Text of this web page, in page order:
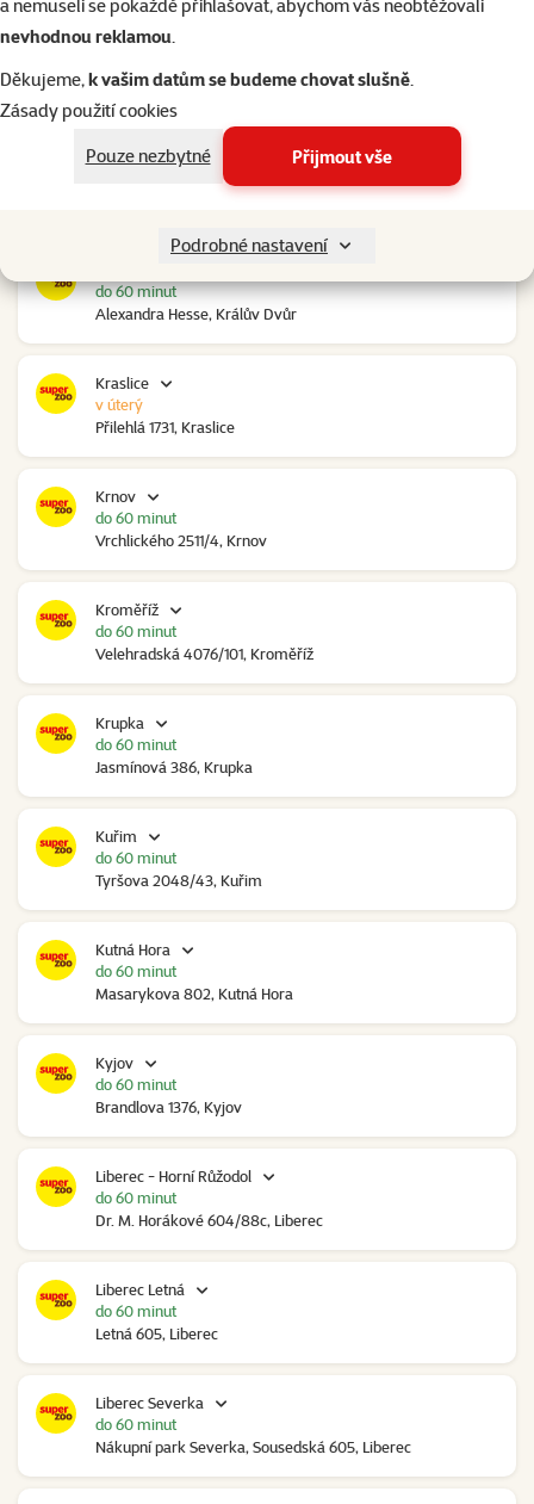
a nemuseli se pokaždé přihlašovat, abychom vás neobtěžovali
nevhodnou reklamou.
Děkujeme,k vašim datům se budeme chovat slušně.
Zásady použití cookies
Pouze nezbytné
Přijmout vše
Podrobné nastavení
Kolín Ovčáry
Ovčáry 304, Ovčáry
Kozomín
Alexandra Hesse, Králův Dvůr
do 60 minut
Kraslice
Přilehlá 1731, Kraslice
v úterý
Krnov
Vrchlického 2511/4, Krnov
do 60 minut
Kroměříž
Velehradská 4076/101, Kroměříž
do 60 minut
Krupka
Jasmínová 386, Krupka
do 60 minut
Kuřim
Tyršova 2048/43, Kuřim
do 60 minut
Kutná Hora
Masarykova 802, Kutná Hora
do 60 minut
Kyjov
Brandlova 1376, Kyjov
do 60 minut
Liberec - Horní Růžodol
Dr. M. Horákové 604/88c, Liberec
do 60 minut
Liberec Letná
Letná 605, Liberec
do 60 minut
Liberec Severka
Nákupní park Severka, Sousedská 605, Liberec
do 60 minut